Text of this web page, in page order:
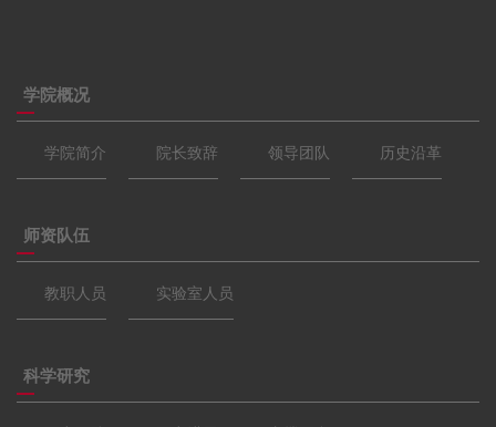
学院概况
学院简介 院长致辞 领导团队 历史沿革
师资队伍
教职人员 实验室人员
科学研究